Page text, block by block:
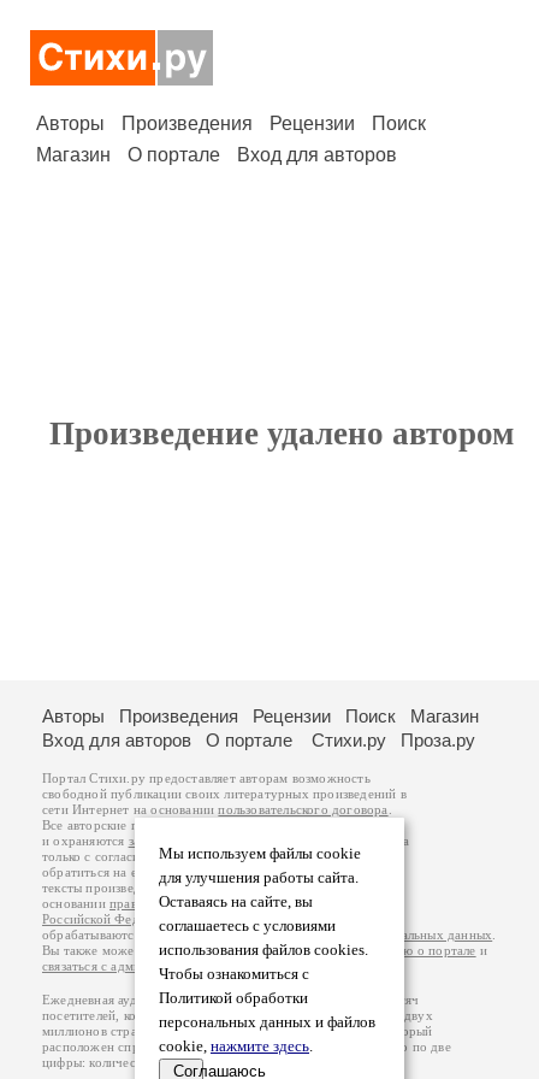
Авторы Произведения Рецензии
Поиск
Магазин
О портале Вход для авторов
Произведение удалено автором
Мы используем файлы cookie
для улучшения работы сайта.
Оставаясь на сайте, вы
соглашаетесь с условиями
использования файлов cookies.
Чтобы ознакомиться с
Политикой обработки
персональных данных и файлов
cookie, нажмите здесь.
Соглашаюсь
Авторы Произведения Рецензии Поиск
Магазин
Вход для авторов
О портале Стихи.ру Проза.ру
Портал Стихи.ру предоставляет авторам возможность
свободной публикации своих литературных произведений в
сети Интернет на основаниипользовательского договора
Все авторские права на произведения принадлежат авторам
и охраняются законом
. Перепечатка произведений возможна
только с согласия его автора, к которому вы можете
обратиться на его авторской странице. Ответственность за
тексты произведений авторы несут самостоятельно на
основанииправил публикацииизаконодательства
Российской Федерации
обрабатываются на основанииПолитики обработки персональных данных
Вы также можете посмотреть более подробнуюинформацию о портале и
связаться с администрацией
Ежедневная аудитория портала Стихи.ру – порядка 200 тысяч
посетителей, которые в общей сумме просматривают более двух
миллионов страниц по данным счетчика посещаемости, который
расположен справа от этого текста. В каждой графе указано по две
цифры: количество просмотров и количество посетителей.